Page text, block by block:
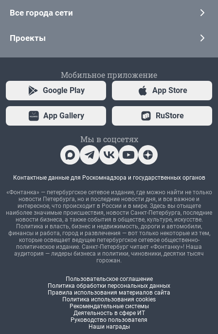
Все города сети
Проекты
Мобильное приложение
Google Play App Store
App Gallery RuStore
Мы в соцсетях
Контактные данные для Роскомнадзора и государственных органов
«Фонтанка» — петербургское сетевое издание, где можно найти не только
новости Петербурга, но и последние новости дня, и все важное и
интересное, что происходит в России и в мире. Здесь вы отыщете
наиболее значимые происшествия, новости Санкт-Петербурга, последние
новости бизнеса, а также события в обществе, культуре, искусстве.
Политика и власть, бизнес и недвижимость, дороги и автомобили,
финансы и работа, город и развлечения — вот только некоторые из тем,
которые освещает ведущее петербургское сетевое общественно-
политическое издание. Санкт-Петербург читает «Фонтанку»! Наша
аудитория — лидеры бизнеса и политики, чиновники, десятки тысяч
горожан.
Пользовательское соглашение
Политика обработки персональных данных
Правила использования материалов сайта
Политика использования cookies
Рекомендательные системы
Деятельность в сфере ИТ
Руководство пользователя
Наши награды